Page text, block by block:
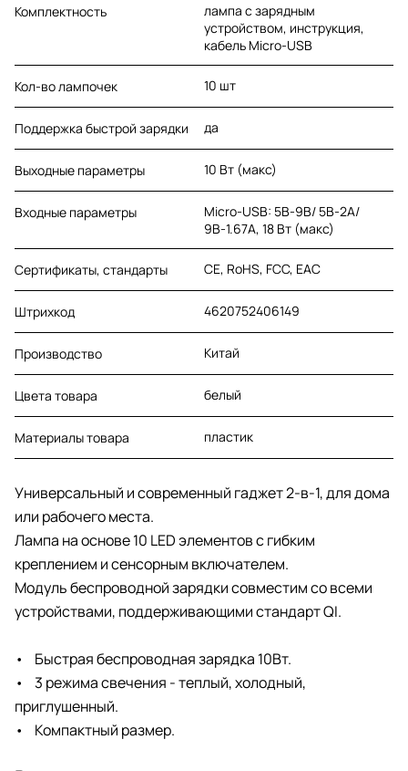
Комплектность
лампа с зарядным
устройством, инструкция,
кабель Micro-USB
Кол-во лампочек 10 шт
Поддержка быстрой зарядки да
Выходные параметры 10 Вт (макс)
Входные параметры
Micro-USB: 5В-9В/ 5В-2A/
9В-1.67A, 18 Вт (макс)
Сертификаты, стандарты CE, RoHS, FCC, EAC
Штрихкод 4620752406149
Производство Китай
Цвета товара белый
Материалы товара пластик
Универсальный и современный гаджет 2-в-1, для дома
или рабочего места.
Лампа на основе 10 LED элементов с гибким
креплением и сенсорным включателем.
Модуль беспроводной зарядки совместим со всеми
устройствами, поддерживающими стандарт QI.
• Быстрая беспроводная зарядка 10Вт.
• 3 режима свечения - теплый, холодный,
приглушенный.
• Компактный размер.